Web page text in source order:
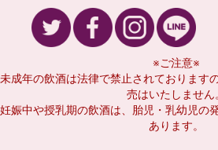
※ご注意※
未成年の飲酒は法律で禁止されております
売はいたしません
妊娠中や授乳期の飲酒は、胎児・乳幼児の
あります。